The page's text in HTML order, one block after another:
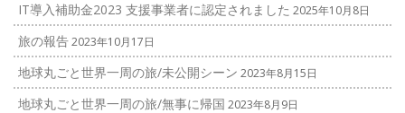
IT導入補助金2023 支援事業者に認定されました 2025年10月8日
旅の報告2023年10月17日
地球丸ごと世界一周の旅/未公開シーン 2023年8月15日
地球丸ごと世界一周の旅/無事に帰国 2023年8月9日